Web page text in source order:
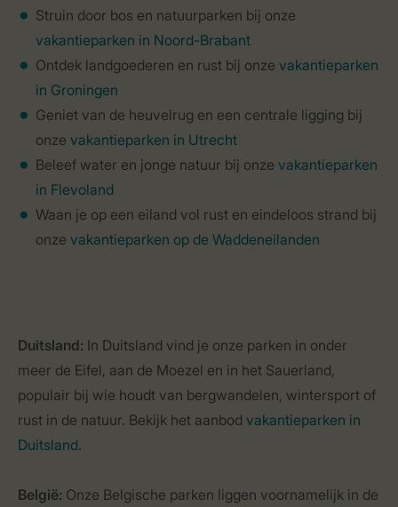
Struin door bos en natuurparken bij onze
vakantieparken in Noord-Brabant
Ontdek landgoederen en rust bij onze vakantieparken
in Groningen
Geniet van de heuvelrug en een centrale ligging bij
onze vakantieparken in Utrecht
Beleef water en jonge natuur bij onze vakantieparken
in Flevoland
Waan je op een eiland vol rust en eindeloos strand bij
onze vakantieparken op de Waddeneilanden
Duitsland: In Duitsland vind je onze parken in onder
meer de Eifel, aan de Moezel en in het Sauerland,
populair bij wie houdt van bergwandelen, wintersport of
rust in de natuur. Bekijk het aanbod vakantieparken in
Duitsland.
België: Onze Belgische parken liggen voornamelijk in de